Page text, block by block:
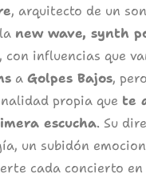
, arquitecto de un
new wave, synth
, con influencias que
a Golpes Bajos,
propia que te
escucha. Su
un subidón
cada concierto en